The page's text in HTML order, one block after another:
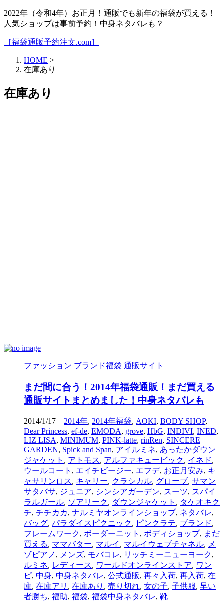
2022年（令和4年）お正月！通販でも新年の福袋が買える！
人気ショップは事前予約！中身ネタバレも？
［福袋通販予約注文.com］
HOME >
在庫あり
在庫あり
ファッション ブランド福袋 通販サイト
まだ間に合う！2014年福袋通販！まだ買える
通販サイトまとめました！中身ネタバレも
2014/1/17 2014年, 2014年福袋, AOKI, BODY SHOP,
Dear Princess, ef-de, EMODA, grove, HbG, INDIVI, INED,
LIZ LISA, MINIMUM, PINK-latte, rinRen, SINCERE
GARDEN, Spick and Span, アイルミネ, あったかダウン
ジャケット , アトモス, アルファキュービック, イネド,
ウールコート , エイチビージー, エフデ, お正月安み, キ
ャサリンロス, キャリー, クラシカル, グローブ, サマン
サタバサ, ジュニア, シンシアガーデン, スーツ, スパイ
ラルガール, ソアリーク, ダウンジャケット , タケオキク
チ, チチカカ, ナルミヤオンラインショップ, ネタバレ,
バッグ, パラダイスピクニック, ピンクラテ, ブランド,
フレームワーク, ボーダーニット , ボディショップ, まだ
買える, ママバター, マルイ , マルイウェブチャネル, メ
ゾピアノ , メンズ, モバコレ, リッチミーニューヨーク,
ルミネ, レディース, ワールドオンラインストア, ワン
ピ, 中身, 中身ネタバレ, 公式通販, 再々入荷, 再入荷, 在
庫, 在庫アリ , 在庫あり , 売り切れ, 女の子, 子供服, 早い
者勝ち, 福助, 福袋, 福袋中身ネタバレ, 靴